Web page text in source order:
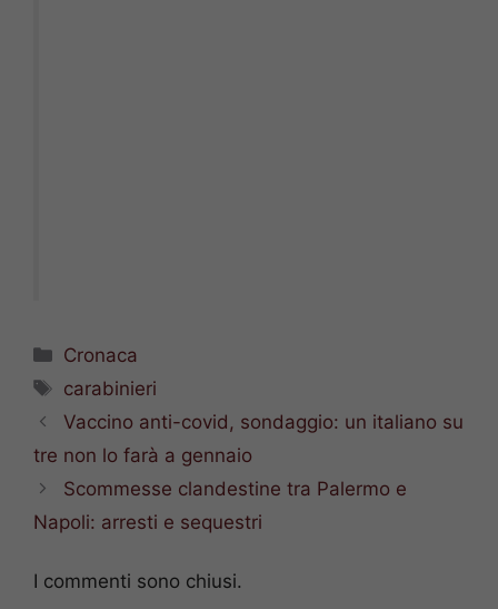
Categorie
Cronaca
Tag
carabinieri
Vaccino anti-covid, sondaggio: un italiano su
tre non lo farà a gennaio
Scommesse clandestine tra Palermo e
Napoli: arresti e sequestri
I commenti sono chiusi.